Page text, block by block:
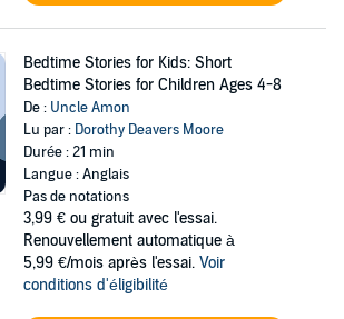
Bedtime Stories for Kids: Short
Bedtime Stories for Children Ages 4-8
De : Uncle Amon
Lu par : Dorothy Deavers Moore
Durée : 21 min
Langue : Anglais
Pas de notations
3,99 € ou gratuit avec l'essai.
Renouvellement automatique à
5,99 €/mois après l'essai. Voir
conditions d'éligibilité